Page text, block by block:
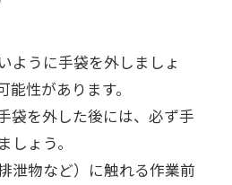
ように手袋を外しましょ
能性があります。
袋を外した後には、必ず手
しょう。
泄物など）に触れる作業前